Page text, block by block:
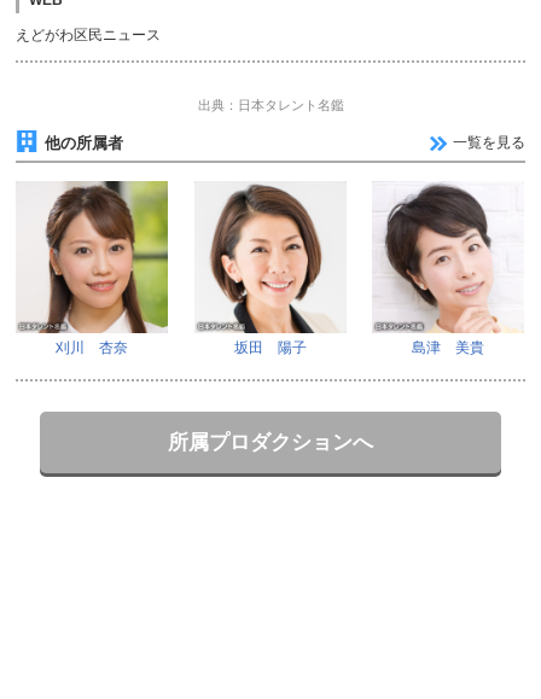
えどがわ区民ニュース
出典：日本タレント名鑑
他の所属者 一覧を見る
刈川 杏奈 坂田 陽子 島津 美貴
所属プロダクションへ